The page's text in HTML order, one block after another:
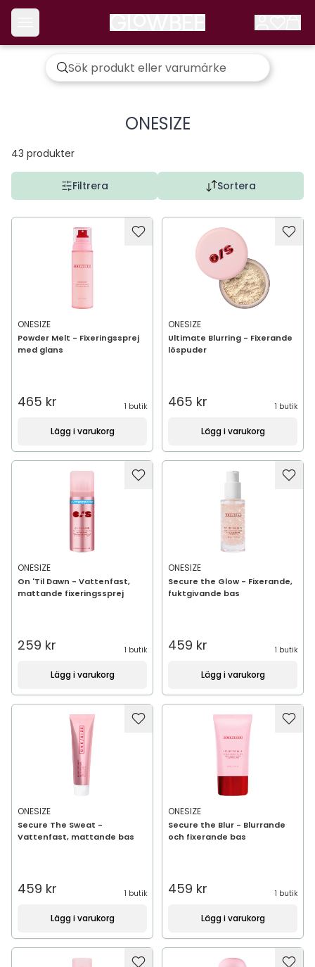
ONESIZE
43 produkter
Filtrera Sortera
ONESIZE
Powder Melt - Fixeringssprej
med glans
465 kr 1 butik
Lägg i varukorg
ONESIZE
Ultimate Blurring - Fixerande
löspuder
465 kr 1 butik
Lägg i varukorg
ONESIZE
On 'Til Dawn - Vattenfast,
mattande fixeringssprej
259 kr 1 butik
Lägg i varukorg
ONESIZE
Secure the Glow - Fixerande,
fuktgivande bas
459 kr 1 butik
Lägg i varukorg
ONESIZE
Secure The Sweat -
Vattenfast, mattande bas
459 kr 1 butik
Lägg i varukorg
ONESIZE
Secure the Blur - Blurrande
och fixerande bas
459 kr 1 butik
Lägg i varukorg